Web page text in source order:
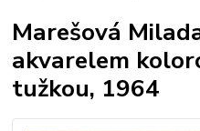
Marešová
akvarelem
tužkou, 1964